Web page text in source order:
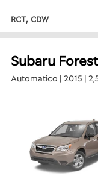
RCT, CDW
Subaru
Automatico | 2015 |